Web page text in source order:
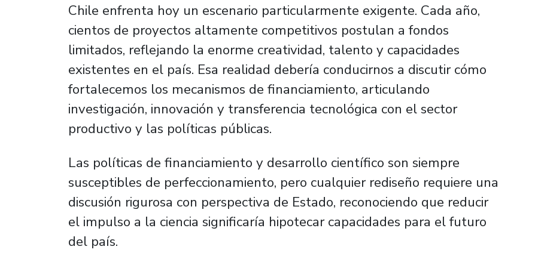
Chile enfrenta hoy un escenario particularmente exigente. Cada año,
cientos de proyectos altamente competitivos postulan a fondos
limitados, reflejando la enorme creatividad, talento y capacidades
existentes en el país. Esa realidad debería conducirnos a discutir cómo
fortalecemos los mecanismos de financiamiento, articulando
investigación, innovación y transferencia tecnológica con el sector
productivo y las políticas públicas.
Las políticas de financiamiento y desarrollo científico son siempre
susceptibles de perfeccionamiento, pero cualquier rediseño requiere una
discusión rigurosa con perspectiva de Estado, reconociendo que reducir
el impulso a la ciencia significaría hipotecar capacidades para el futuro
del país.